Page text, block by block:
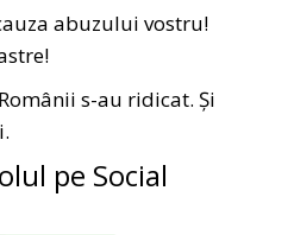
abuzului vostru!
s-au ridicat. Și
pe Social